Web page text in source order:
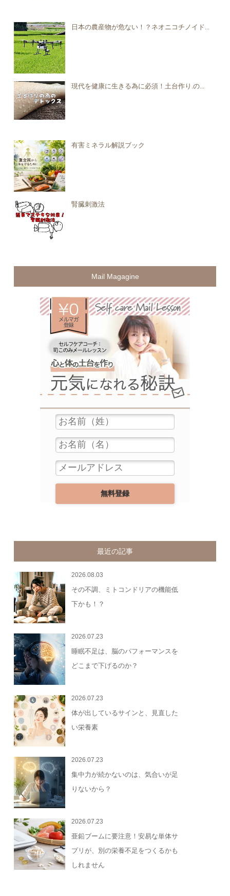
日本の農産物が危ない！？ネオニコチノイド...
現代を健康に生きる為に必須！土台作り.の...
有害ミネラル解説ブック
腎臓刺激法
Mail Magagine
最近の記事
2026.08.03
その不調、ミトコンドリアの機能低
下かも！？
2026.07.23
睡眠不足は、脳のパフォーマンスを
どこまで下げるのか？
2026.07.23
体が出しているサインと、見直した
い栄養素
2026.07.23
集中力が続かないのは、気合いが足
りないから？
2026.07.23
亜鉛ブームに要注意！安易な単体サ
プリが、別の栄養不足をつくるかも
しれません